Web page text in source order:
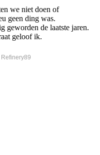
we niet doen of
geen ding was.
geworden de laatste jaren.
geloof ik.